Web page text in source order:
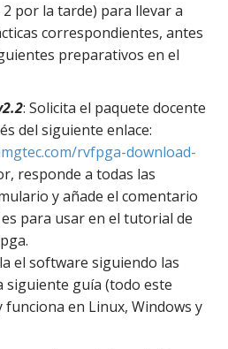
2 por la tarde) para llevar a
correspondientes, antes
preparativos en el
: Solicita el paquete docente
del siguiente enlace:
rvfpga-download-
responde a todas las
y añade el comentario
para usar en el tutorial de
el software siguiendo las
siguiente guía (todo este
en Linux, Windows y